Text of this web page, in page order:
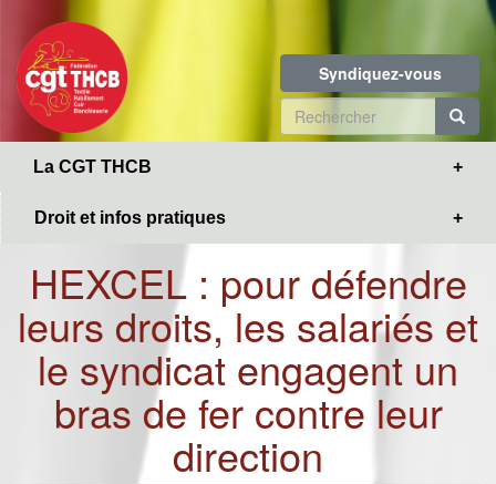
contenu
principal
Syndiquez-vous
Formulaire
de
La CGT THCB
Droit et infos pratiques
HEXCEL : pour défendre
leurs droits, les salariés et
le syndicat engagent un
bras de fer contre leur
direction